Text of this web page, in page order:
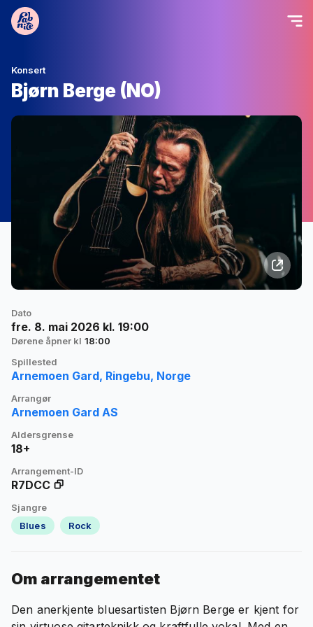
Konsert
Bjørn Berge (NO)
Dato
fre. 8. mai 2026 kl. 19:00
Dørene åpner kl 18:00
Spillested
Arnemoen Gard, Ringebu, Norge
Arrangør
Arnemoen Gard AS
Aldersgrense
18+
Arrangement-ID
R7DCC
Sjangre
Blues
Rock
Om arrangementet
Den anerkjente bluesartisten Bjørn Berge er kjent for